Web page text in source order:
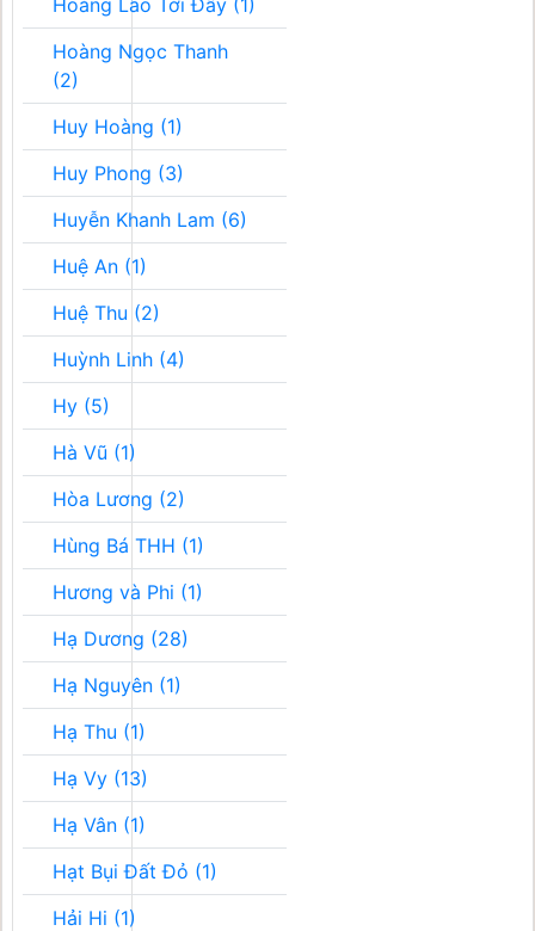
Hoàng Lão Tới Đây (1)
Hoàng Ngọc Thanh
(2)
Huy Hoàng (1)
Huy Phong (3)
Huyễn Khanh Lam (6)
Huệ An (1)
Huệ Thu (2)
Huỳnh Linh (4)
Hy (5)
Hà Vũ (1)
Hòa Lương (2)
Hùng Bá THH (1)
Hương và Phi (1)
Hạ Dương (28)
Hạ Nguyên (1)
Hạ Thu (1)
Hạ Vy (13)
Hạ Vân (1)
Hạt Bụi Đất Đỏ (1)
Hải Hi (1)